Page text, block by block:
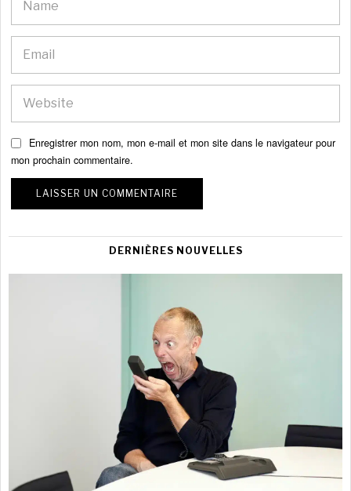
Enregistrer mon nom, mon e-mail et mon site dans le navigateur pour
mon prochain commentaire.
DERNIÈRES NOUVELLES